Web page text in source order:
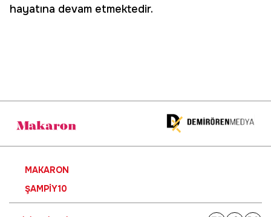
hayatına devam etmektedir.
MAKARON
ŞAMPIY10